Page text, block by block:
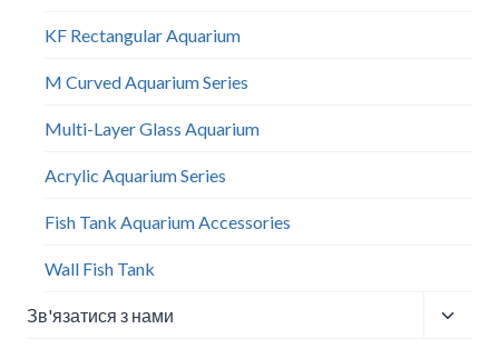
KF Rectangular Aquarium
M Curved Aquarium Series
Multi-Layer Glass Aquarium
Acrylic Aquarium Series
Fish Tank Aquarium Accessories
Wall Fish Tank​
Зв'язатися з нами